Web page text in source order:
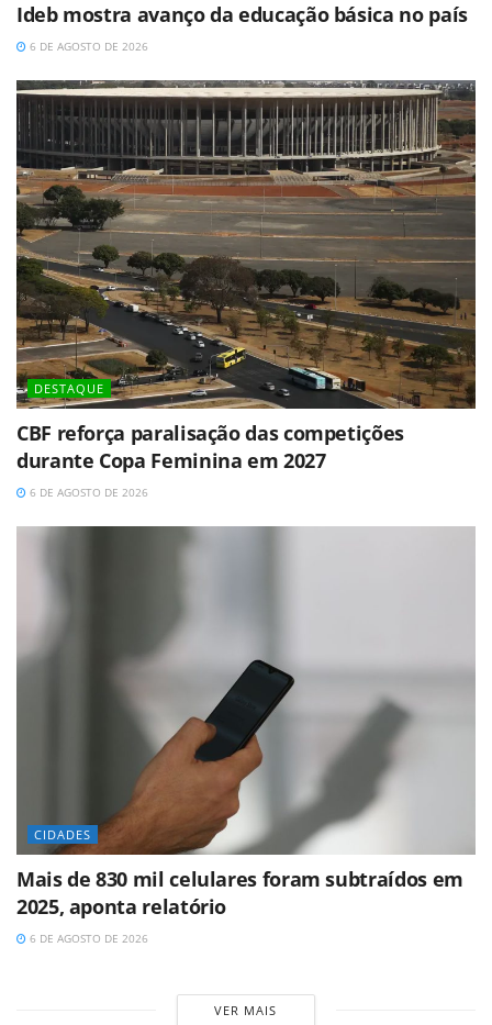
Ideb mostra avanço da educação básica no país
6 DE AGOSTO DE 2026
DESTAQUE
CBF reforça paralisação das competições
durante Copa Feminina em 2027
6 DE AGOSTO DE 2026
CIDADES
Mais de 830 mil celulares foram subtraídos em
2025, aponta relatório
6 DE AGOSTO DE 2026
VER MAIS